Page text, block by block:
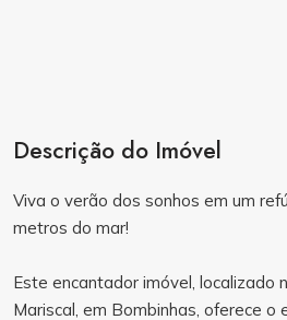
Descrição do Imóvel
Viva o verão dos sonhos em um
metros do mar!
Este encantador imóvel, localizado
Mariscal, em Bombinhas, oferece o